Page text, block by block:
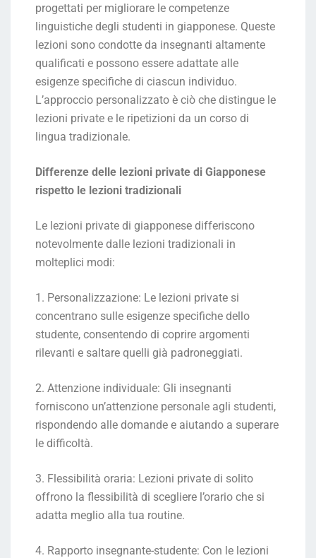
progettati per migliorare le competenze
linguistiche degli studenti in giapponese. Queste
lezioni sono condotte da insegnanti altamente
qualificati e possono essere adattate alle
esigenze specifiche di ciascun individuo.
L’approccio personalizzato è ciò che distingue le
lezioni private e le ripetizioni da un corso di
lingua tradizionale.
Differenze delle lezioni private di Giapponese
rispetto le lezioni tradizionali
Le lezioni private di giapponese differiscono
notevolmente dalle lezioni tradizionali in
molteplici modi:
1. Personalizzazione: Le lezioni private si
concentrano sulle esigenze specifiche dello
studente, consentendo di coprire argomenti
rilevanti e saltare quelli già padroneggiati.
2. Attenzione individuale: Gli insegnanti
forniscono un’attenzione personale agli studenti,
rispondendo alle domande e aiutando a superare
le difficoltà.
3. Flessibilità oraria: Lezioni private di solito
offrono la flessibilità di scegliere l’orario che si
adatta meglio alla tua routine.
4. Rapporto insegnante-studente: Con le lezioni